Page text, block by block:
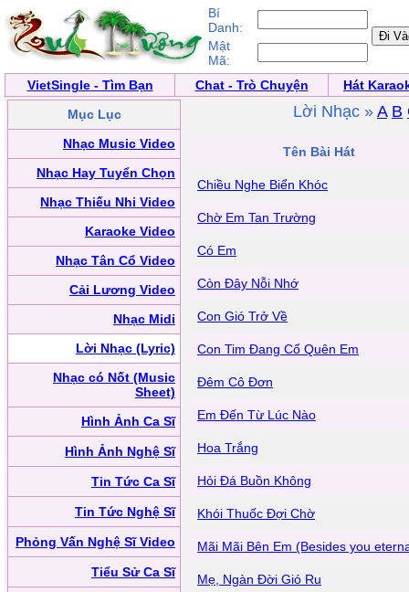
Bí
Danh:
Mật
Mã:
VietSingle - Tìm Bạn
Chat - Trò Chuyện
Hát
Mục Lục
Nhạc Music Video
Nhạc Hay Tuyển Chọn
Nhạc Thiếu Nhi Video
Karaoke Video
Nhạc Tân Cổ Video
Cải Lương Video
Nhạc Midi
Lời Nhạc (Lyric)
Nhạc có Nốt (Music
Sheet)
Hình Ảnh Ca Sĩ
Hình Ảnh Nghệ Sĩ
Tin Tức Ca Sĩ
Tin Tức Nghệ Sĩ
Phỏng Vấn Nghệ Sĩ Video
Tiểu Sử Ca Sĩ
Lời Nhạc » A B
Tên Bài Hát
Chiều Nghe Biển Khóc
Chờ Em Tan Trường
Có Em
Còn Đây Nỗi Nhớ
Con Gió Trở Về
Con Tim Đang Cố Quên Em
Đêm Cô Đơn
Em Đến Từ Lúc Nào
Hoa Trắng
Hỏi Đá Buồn Không
Khói Thuốc Đợi Chờ
Mãi Mãi Bên Em (Besides you
Mẹ, Ngàn Đời Gió Ru